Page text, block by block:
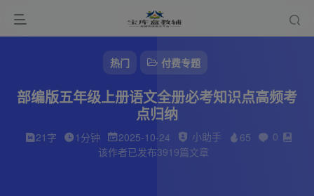
热门 付费专题
部编版五年级上册语文全册必考知识点高频考
点归纳
21字 1分钟 2025-10-24 小助手 65
0
该作者已发布3919篇文章